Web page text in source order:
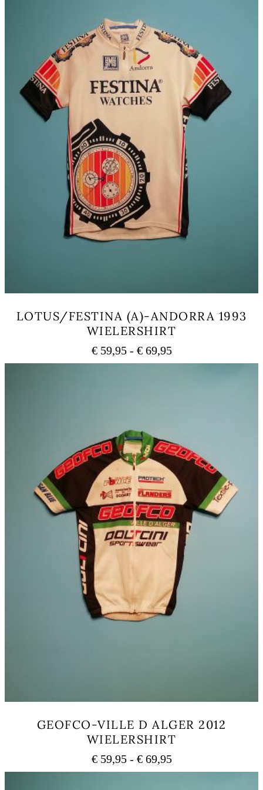
LOTUS/FESTINA (A)-ANDORRA 1993
WIELERSHIRT
€59,95 - €69,95Prijsklasse:
€ 59,95
optie
kan
gekozen
worden
op
de
productpagina
GEOFCO-VILLE D ALGER 2012
WIELERSHIRT
€59,95 - €69,95Prijsklasse:
€ 59,95